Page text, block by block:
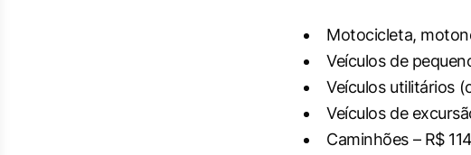
Motocicleta,
Veículos de
Veículos utilitários
Veículos de
Caminhões – R$